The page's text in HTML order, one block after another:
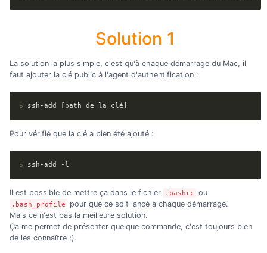
Solution 1
La solution la plus simple, c'est qu'à chaque démarrage du Mac, il
faut ajouter la clé public à l'agent d'authentification :
$ ssh-add [path de la clé]
Pour vérifié que la clé a bien été ajouté :
$ ssh-add -l
Il est possible de mettre ça dans le fichier .bashrc ou
.bash_profile
pour que ce soit lancé à chaque démarrage.
Mais ce n'est pas la meilleure solution.
Ça me permet de présenter quelque commande, c'est toujours bien
de les connaître ;).